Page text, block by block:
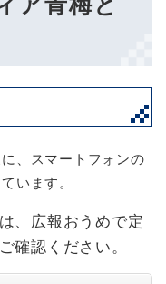
、スマートフォンの
います。
、広報おうめで定
確認ください。